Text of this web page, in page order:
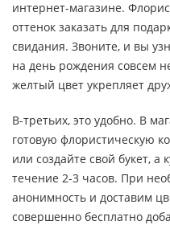
интернет-магазине.
оттенок заказать для
свидания. Звоните, и вы
на день рождения совсем
желтый цвет укрепляет
В-третьих, это удобно. В
готовую флористическую
или создайте свой букет, а
течение 2-3 часов. При
анонимность и доставим
совершенно бесплатно